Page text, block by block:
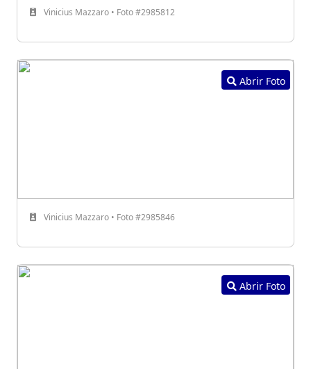
Vinicius Mazzaro • Foto #2985812
Abrir Foto
Vinicius Mazzaro • Foto #2985846
Abrir Foto